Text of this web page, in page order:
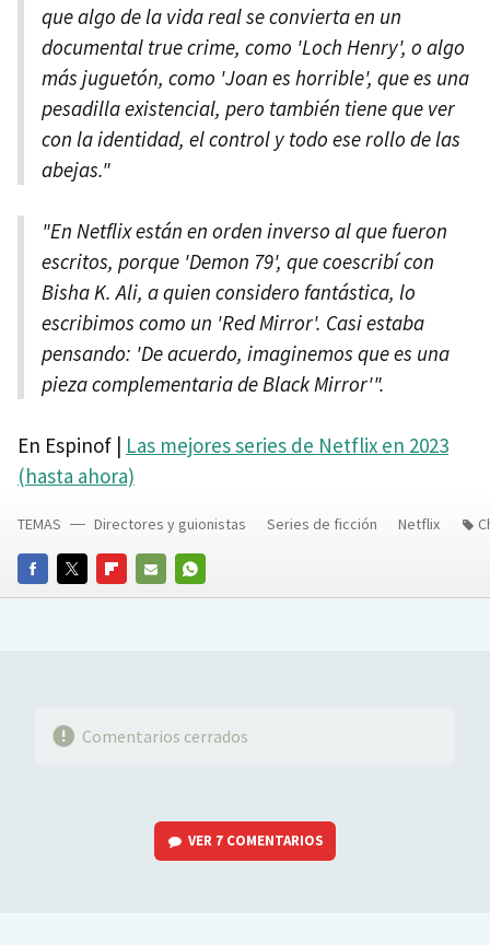
que algo de la vida real se convierta en un
documental true crime, como 'Loch Henry', o algo
más juguetón, como 'Joan es horrible', que es una
pesadilla existencial, pero también tiene que ver
con la identidad, el control y todo ese rollo de las
abejas."
"En Netflix están en orden inverso al que fueron
escritos, porque 'Demon 79', que coescribí con
Bisha K. Ali, a quien considero fantástica, lo
escribimos como un 'Red Mirror'. Casi estaba
pensando: 'De acuerdo, imaginemos que es una
pieza complementaria de Black Mirror'".
En Espinof | Las mejores series de Netflix en 2023
(hasta ahora)
FACEBOOKTWITTERFLIPBOARD
E-
WHATSAPP
TEMAS Directores y guionistas Series de ficción Netflix
Comentarios cerrados
VER 7 COMENTARIOS